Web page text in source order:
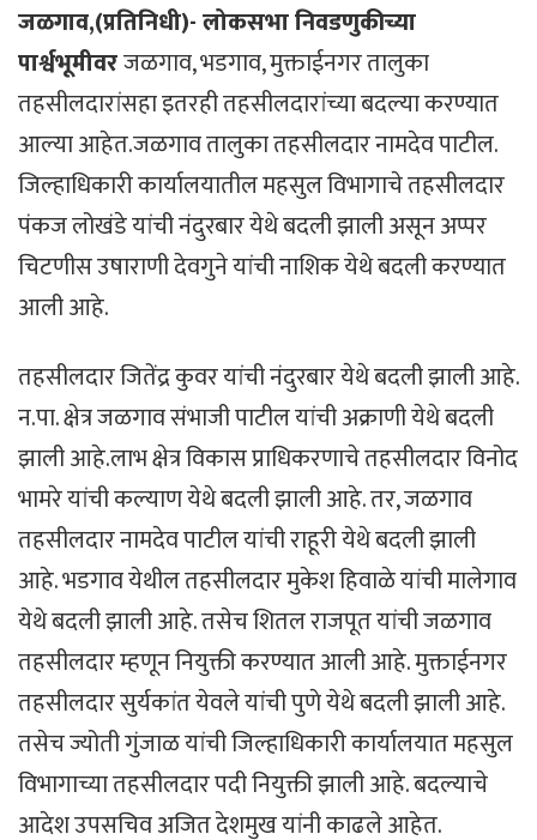
जळगाव,(प्रतिनिधी)- लोकसभा निवडणुकीच्या
पार्श्वभूमीवरजळगाव, भडगाव, मुक्ताईनगर तालुका
तहसीलदारांसहा इतरही तहसीलदारांच्या बदल्या करण्यात
आल्या आहेत.जळगाव तालुका तहसीलदार नामदेव पाटील.
जिल्हाधिकारी कार्यालयातील महसुल विभागाचे तहसीलदार
पंकज लोखंडे यांची नंदुरबार येथे बदली झाली असून अप्पर
चिटणीस उषाराणी देवगुने यांची नाशिक येथे बदली करण्यात
आली आहे.
तहसीलदार जितेंद्र कुवर यांची नंदुरबार येथे बदली झाली आहे.
न.पा. क्षेत्र जळगाव संभाजी पाटील यांची अक्राणी येथे बदली
झाली आहे.लाभ क्षेत्र विकास प्राधिकरणाचे तहसीलदार विनोद
भामरे यांची कल्याण येथे बदली झाली आहे. तर, जळगाव
तहसीलदार नामदेव पाटील यांची राहूरी येथे बदली झाली
आहे. भडगाव येथील तहसीलदार मुकेश हिवाळे यांची मालेगाव
येथे बदली झाली आहे. तसेच शितल राजपूत यांची जळगाव
तहसीलदार म्हणून नियुक्ती करण्यात आली आहे. मुक्ताईनगर
तहसीलदार सुर्यकांत येवले यांची पुणे येथे बदली झाली आहे.
तसेच ज्योती गुंजाळ यांची जिल्हाधिकारी कार्यालयात महसुल
विभागाच्या तहसीलदार पदी नियुक्ती झाली आहे. बदल्याचे
आदेश उपसचिव अजित देशमुख यांनी काढले आहेत.